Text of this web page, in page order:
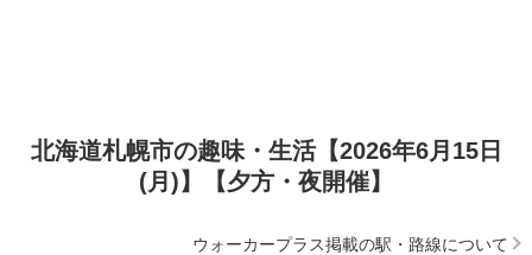
北海道札幌市の趣味・生活【2026年6月15日
(月)】【夕方・夜開催】
ウォーカープラス掲載の駅・路線について